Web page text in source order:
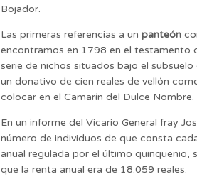
Bojador.
Las primeras referencias a un panteón
encontramos en 1798 en el testamento
serie de nichos situados bajo el
un donativo de cien reales de vellón
colocar en el Camarín del Dulce Nombre.
En un informe del Vicario General fray
número de individuos de que consta
anual regulada por el último quinquenio,
que la renta anual era de 18.059 reales.